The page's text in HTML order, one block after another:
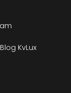
Blog KvLux